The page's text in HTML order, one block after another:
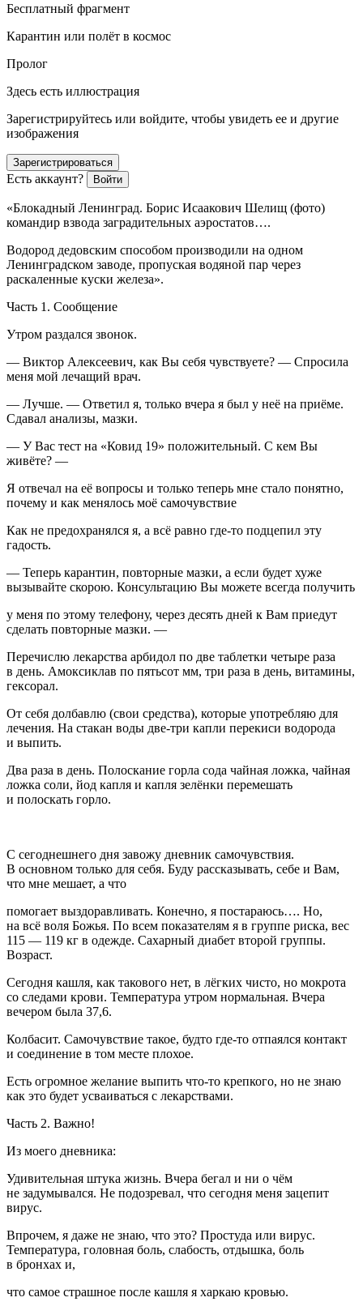
Бесплатный фрагмент
Карантин или полёт в космос
Пролог
Здесь есть иллюстрация
Зарегистрируйтесь или войдите, чтобы увидеть ее и другие
изображения
Зарегистрироваться
Есть аккаунт? Войти
«Блокадный Ленинград. Борис Исаакович Шелищ (фото)
командир взвода заградительных аэростатов….
Водород дедовским способом производили на одном
Ленинградском заводе, пропуская водяной пар через
раскаленные куски железа».
Часть 1. Сообщение
Утром раздался звонок.
— Виктор Алексеевич, как Вы себя чувствуете? — Спросила
меня мой лечащий врач.
— Лучше. — Ответил я, только вчера я был у неё на приёме.
Сдавал анализы, мазки.
— У Вас тест на «Ковид 19» положительный. С кем Вы
живёте? —
Я отвечал на её вопросы и только теперь мне стало понятно,
почему и как менялось моё самочувствие
Как не предохранялся я, а всё равно где-то подцепил эту
гадость.
— Теперь карантин, повторные мазки, а если будет хуже
вызывайте скорою. Консультацию Вы можете всегда получить
у меня по этому телефону, через десять дней к Вам приедут
сделать повторные мазки. —
Перечислю лекарства арбидол по две таблетки четыре раза
в день. Амоксиклав по пятьсот мм, три раза в день, витамины,
гексорал.
От себя долбавлю (свои средства), которые употребляю для
лечения. На стакан воды две-три капли перекиси водорода
и выпить.
Два раза в день. Полоскание горла сода чайная ложка, чайная
ложка соли, йод капля и капля зелёнки перемешать
и полоскать горло.
С сегоднешнего дня завожу дневник самочувствия.
В основном только для себя. Буду рассказывать, себе и Вам,
что мне мешает, а что
помогает выздоравливать. Конечно, я постараюсь…. Но,
на всё воля Божья. По всем показателям я в группе риска, вес
115 — 119 кг в одежде. Сахарный диабет второй группы.
Возраст.
Сегодня кашля, как такового нет, в лёгких чисто, но мокрота
со следами крови. Температура утром нормальная. Вчера
вечером была 37,6.
Колбасит. Самочувствие такое, будто где-то отпаялся контакт
и соединение в том месте плохое.
Есть огромное желание выпить что-то крепкого, но не знаю
как это будет усваиваться с лекарствами.
Часть 2. Важно!
Из моего дневника:
Удивительная штука жизнь. Вчера бегал и ни о чём
не задумывался. Не подозревал, что сегодня меня зацепит
вирус.
Впрочем, я даже не знаю, что это? Простуда или вирус.
Температура, головная боль, слабость, отдышка, боль
в бронхах и,
что самое страшное после кашля я харкаю кровью.